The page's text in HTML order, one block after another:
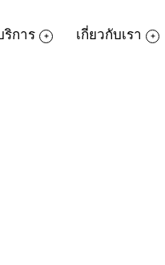
ริการ เกี่ยวกับเรา